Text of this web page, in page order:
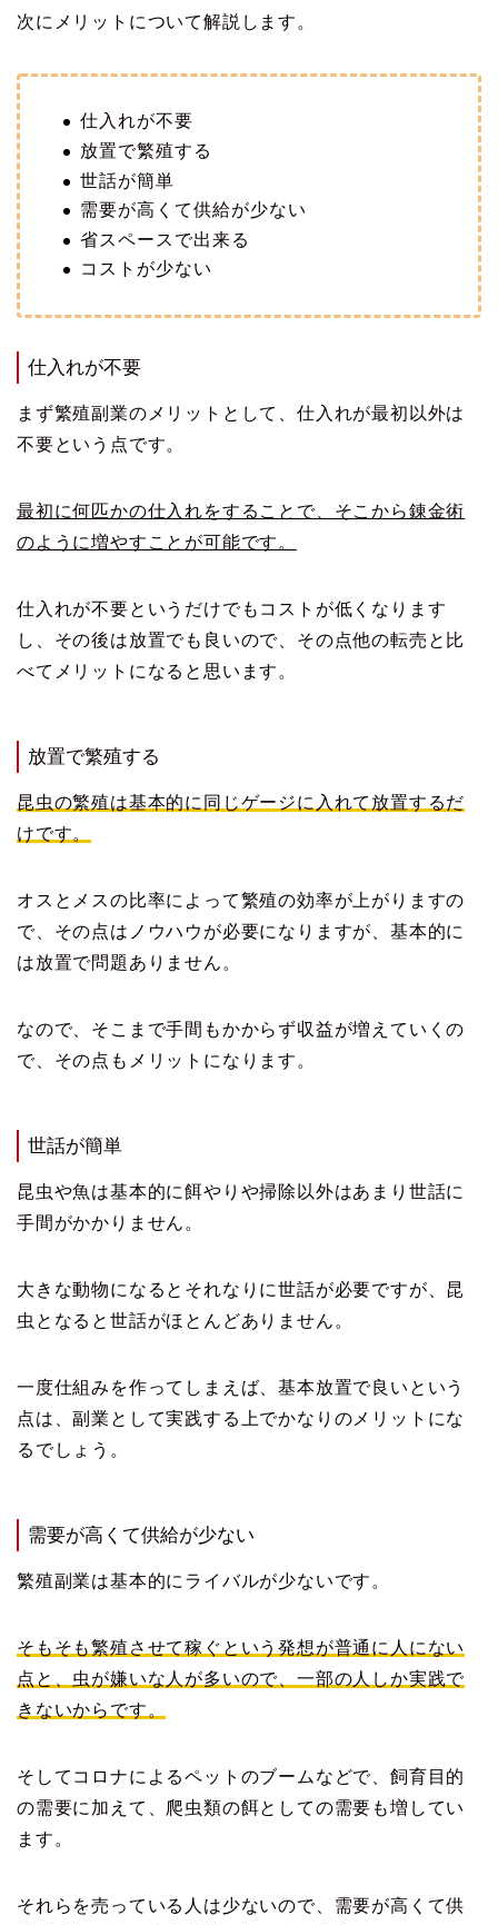
次にメリットについて解説します。
仕入れが不要
放置で繁殖する
世話が簡単
需要が高くて供給が少ない
省スペースで出来る
コストが少ない
仕入れが不要
まず繁殖副業のメリットとして、仕入れが最初以外は
不要という点です。
最初に何匹かの仕入れをすることで、そこから錬金術
のように増やすことが可能です。
仕入れが不要というだけでもコストが低くなります
し、その後は放置でも良いので、その点他の転売と比
べてメリットになると思います。
放置で繁殖する
昆虫の繁殖は基本的に同じゲージに入れて放置するだ
けです。
オスとメスの比率によって繁殖の効率が上がりますの
で、その点はノウハウが必要になりますが、基本的に
は放置で問題ありません。
なので、そこまで手間もかからず収益が増えていくの
で、その点もメリットになります。
世話が簡単
昆虫や魚は基本的に餌やりや掃除以外はあまり世話に
手間がかかりません。
大きな動物になるとそれなりに世話が必要ですが、昆
虫となると世話がほとんどありません。
一度仕組みを作ってしまえば、基本放置で良いという
点は、副業として実践する上でかなりのメリットにな
るでしょう。
需要が高くて供給が少ない
繁殖副業は基本的にライバルが少ないです。
そもそも繁殖させて稼ぐという発想が普通に人にない
点と、虫が嫌いな人が多いので、一部の人しか実践で
きないからです。
そしてコロナによるペットのブームなどで、飼育目的
の需要に加えて、爬虫類の餌としての需要も増してい
ます。
それらを売っている人は少ないので、需要が高くて供